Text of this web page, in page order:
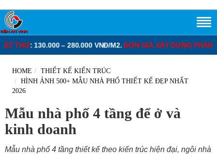
M2.ĐƠN GIÁ XÂY DỰNG PHẦN THÔ NHÀ PHỐ: 3.250.000 –
HOME
THIẾT KẾ KIẾN TRÚC
HÌNH ẢNH 500+ MẪU NHÀ PHỐ THIẾT KẾ ĐẸP NHẤT
2026
Mẫu nhà phố 4 tầng để ở và
kinh doanh
Mẫu nhà phố 4 tầng thiết kế theo kiến trúc hiện đại, ngôi nhà